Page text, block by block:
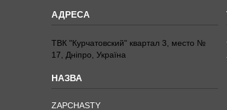
ТВК "Курчатовский" квартал 3, место №
17, Дніпро, Україна
ZAPCHASTY